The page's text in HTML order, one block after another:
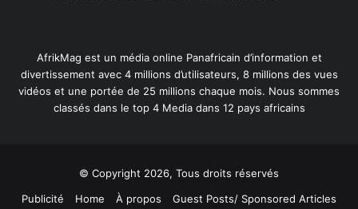
AfrikMag est un média online Panafricain d’information et
divertissement avec 4 millions d’utilisateurs, 8 millions des vues
vidéos et une portée de 25 millions chaque mois. Nous sommes
classés dans le top 4 Media dans 12 pays africains
© Copyright 2026, Tous droits réservés
Publicité
Home À propos Guest Posts/ Sponsored Articles